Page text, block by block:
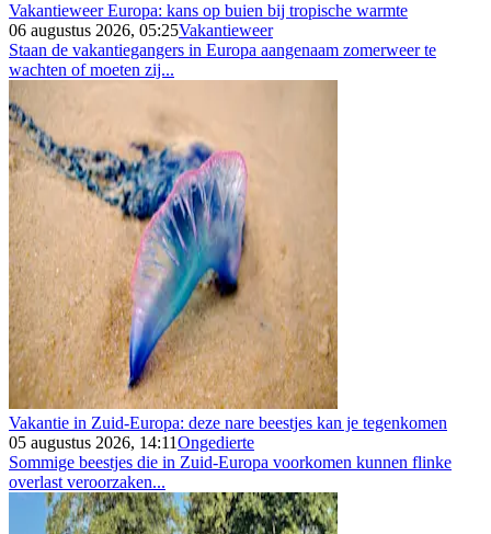
Vakantieweer Europa: kans op buien bij tropische warmte
06 augustus 2026, 05:25Vakantieweer
Staan de vakantiegangers in Europa aangenaam zomerweer te
wachten of moeten zij...
Vakantie in Zuid-Europa: deze nare beestjes kan je tegenkomen
05 augustus 2026, 14:11Ongedierte
Sommige beestjes die in Zuid-Europa voorkomen kunnen flinke
overlast veroorzaken...